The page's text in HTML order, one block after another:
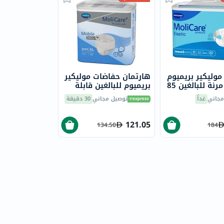
هارتمان حفاضات موليكير
​​بريميوم للبالغين قابلة
للسحب من 130 إلى 170
سم، مقاس إكس أل 14 توصيل مجاني30 دقيقة
121.05
134.50
بريميوم
حفاضات مرنة للبالغين 85
سم - متوسطة
غداً
184